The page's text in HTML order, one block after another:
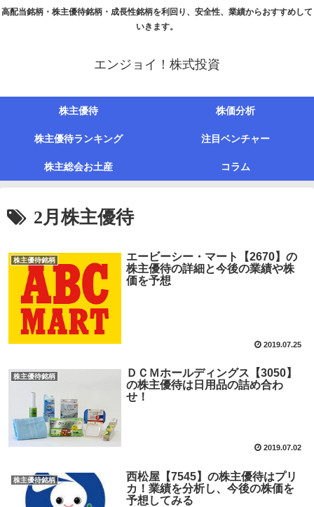
高配当銘柄・株主優待銘柄・成長性銘柄を利回り、安全性、業績からおすすめして
いきます。
エンジョイ！株式投資
株主優待 株価分析
株主優待ランキング 注目ベンチャー
株主総会お土産 コラム
2月株主優待
株主優待銘柄
エービーシー・マート【2670】の
株主優待の詳細と今後の業績や株
価を予想
2019.07.25
株主優待銘柄
ＤＣＭホールディングス【3050】
の株主優待は日用品の詰め合わ
せ！
2019.07.02
株主優待銘柄
西松屋【7545】の株主優待はプリ
カ！業績を分析し、今後の株価を
予想してみる